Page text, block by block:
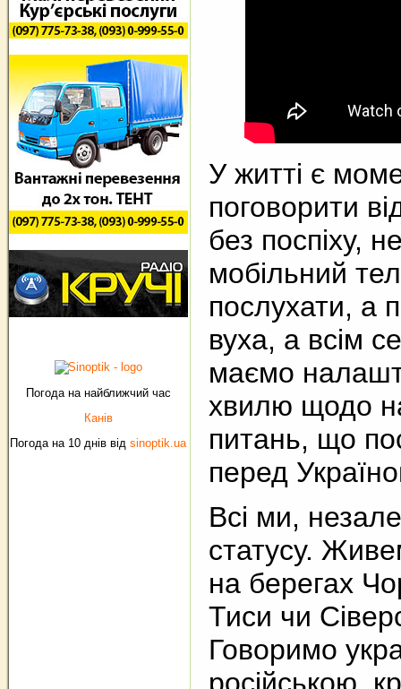
Погода на найближчий час
Канів
Погода на 10 днів відsinoptik.ua
У житті є
поговорити
без поспіху,
мобільний
послухати, а
вуха, а всім
маємо
хвилю щодо
питань, що
перед
Всі ми,
статусу.
на берегах
Тиси чи
Говоримо